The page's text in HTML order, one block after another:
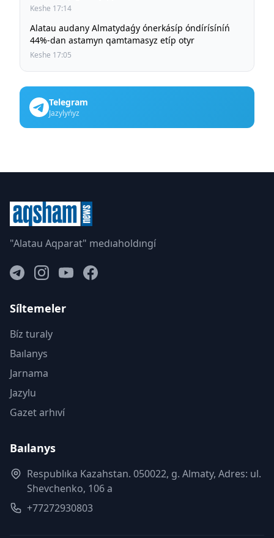
Keshe 17:14
Alatau audany Almatydaǵy ónerkásíp óndírísíníń
44%-dan astamyn qamtamasyz etíp otyr
Keshe 17:05
Telegram
Jazylyńyz
"Alatau Aqparat" medıaholdıngí
Síltemeler
Bíz turaly
Baılanys
Jarnama
Jazylu
Gazet arhıví
Baılanys
Respublıka Kazahstan. 050022, g. Almaty, Adres: ul.
Shevchenko, 106 a
+77272930803